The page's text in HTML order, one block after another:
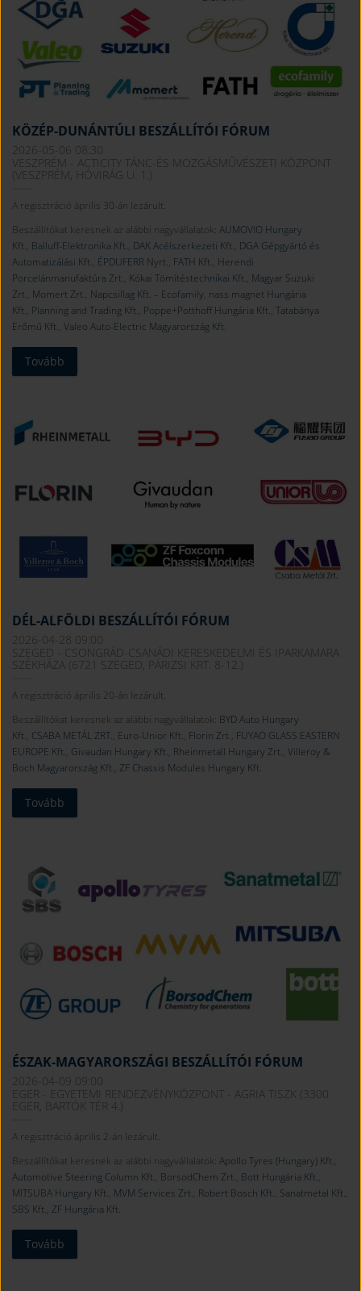
KÖZÉP-DUNÁNTÚLI BESZÁLLÍTÓI FÓRUM
2026-05-06 08:30
VESZPRÉM - ACTICITY TÁNC-ÉS MOZGÁSMŰVÉSZETI KÖZPONT
(VESZPRÉM, HÓVIRÁG U. 1.)
A regisztráció április 30-án lezárult.
Beszállítókat keresnek az alábbi nagyvállalatok: AUMOVIO Hungary
Kft., Balluff-Elektronika Kft., DAK Acélszerkezeti Kft., DGA Gépgyártó és
Automatizálási Kft., ÉPDUFERR Nyrt., FATH Kft., Herendi
Porcelánmanufaktúra Zrt., Kókai Tömítéstechnikai Kft., Magyar Suzuki
Zrt., Momert Zrt., Napcsillag Kft. – Ecofamily, nass magnet Hungária
Kft., Planning and Trading Kft., Poppe+Potthoff Hungária Kft., Tatabánya
Erőmű Kft., Valeo Auto-Electric Magyarország Kft.
Tovább
DÉL-ALFÖLDI BESZÁLLÍTÓI FÓRUM
2026-04-28 09:00
SZEGED - CSONGRÁD-CSANÁDI KERESKEDELMI ÉS IPARKAMARA
SZÉKHÁZA (6721 SZEGED, PÁRIZSI KRT. 8-12.)
A regisztráció április 20-án lezárult.
Beszállítókat keresnek az alábbi nagyvállalatok: BYD Auto Hungary
Kft., CSABA METÁL ZRT., Euro-Unior Kft., Florin Zrt., FUYAO GLASS EASTERN
EUROPE Kft., Givaudan Hungary Kft., Rheinmetall Hungary Zrt., Villeroy &
Boch Magyarország Kft., ZF Chassis Modules Hungary Kft.
Tovább
ÉSZAK-MAGYARORSZÁGI BESZÁLLÍTÓI FÓRUM
2026-04-09 09:00
EGER - EGYETEMI RENDEZVÉNYKÖZPONT - AGRIA TISZK (3300
EGER, BARTÓK TÉR 4.)
A regisztráció április 2-án lezárult.
Beszállítókat keresnek az alábbi nagyvállalatok: Apollo Tyres (Hungary) Kft.,
Automotive Steering Column Kft., BorsodChem Zrt., Bott Hungária Kft.,
MITSUBA Hungary Kft., MVM Services Zrt., Robert Bosch Kft., Sanatmetal Kft.,
SBS Kft., ZF Hungária Kft.
Tovább